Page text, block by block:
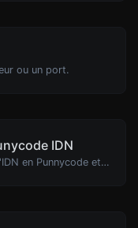
ou un port.
IDN
Convertissez facilement l'IDN en Punnycode et vice versa.